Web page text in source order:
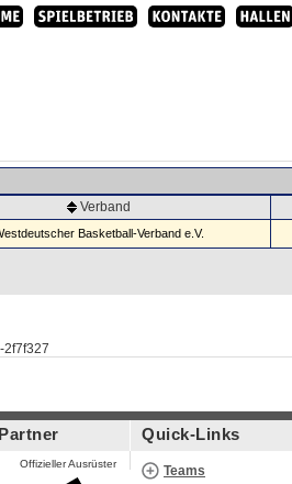
Verband
Basketball-Verband e.V.
2f7f327
Offizieller Ausrüster
Quick-Links
Teams